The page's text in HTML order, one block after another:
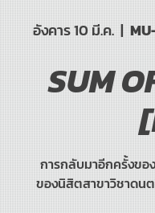
อังคาร 10 มี.ค.
  |
SUM
การกลับมาอีกครั้งขอ
ของนิสิตสาขาวิชาดน